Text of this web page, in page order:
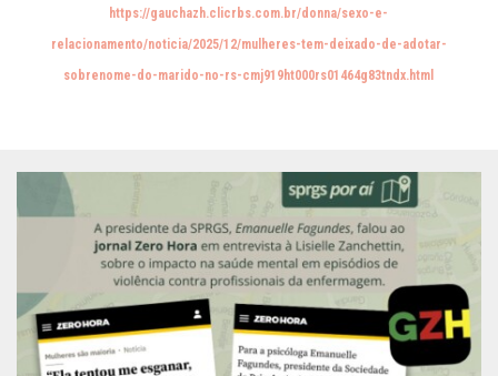
https://gauchazh.clicrbs.com.br/donna/sexo-e-
relacionamento/noticia/2025/12/mulheres-tem-deixado-de-adotar-
sobrenome-do-marido-no-rs-cmj919ht000rs01464g83tndx.html